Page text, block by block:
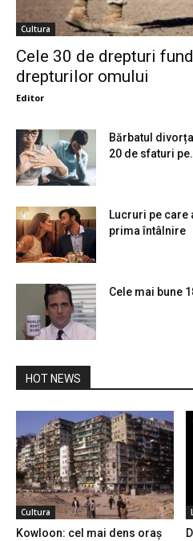
Cultura
Cele 30 de drepturi
drepturilor omului
Editor
Bărbatul
20 de sfaturi
Lucruri pe care
prima întâlnire
Cele mai bune
HOT NEWS
Cultura
Kowloon: cel mai dens oraș